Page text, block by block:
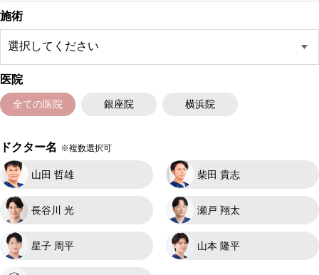
施術
医院
全ての医院 銀座院 横浜院
ドクター名 ※複数選択可
山田 哲雄 柴田 貴志
長谷川 光 瀬戸 翔太
星子 周平 山本 隆平